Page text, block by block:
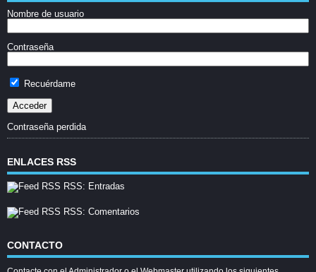
Nombre de usuario
Contraseña
Recuérdame
Contraseña perdida
ENLACES RSS
RSS: Entradas
RSS: Comentarios
CONTACTO